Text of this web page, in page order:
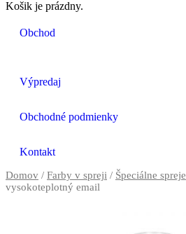
Košik je prázdny.
Obchod
Výpredaj
Obchodné podmienky
Kontakt
Domov / Farby v spreji / Špeciálne spreje
vysokoteplotný email